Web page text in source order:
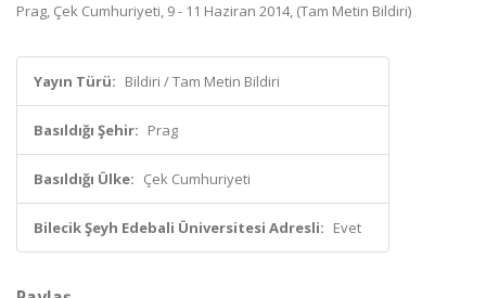
Prag, Çek Cumhuriyeti, 9 - 11 Haziran 2014, (Tam Metin Bildiri)
Yayın Türü: Bildiri / Tam Metin Bildiri
Basıldığı Şehir: Prag
Basıldığı Ülke: Çek Cumhuriyeti
Bilecik Şeyh Edebali Üniversitesi Adresli: Evet